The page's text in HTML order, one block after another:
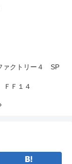
ァクトリー４ SP
ＦＦ１４